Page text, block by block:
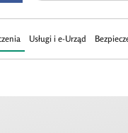
Usługi i e-Urząd